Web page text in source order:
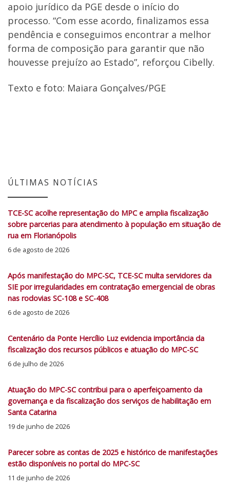
apoio jurídico da PGE desde o início do
processo. “Com esse acordo, finalizamos essa
pendência e conseguimos encontrar a melhor
forma de composição para garantir que não
houvesse prejuízo ao Estado”, reforçou Cibelly.
Texto e foto: Maiara Gonçalves/PGE
ÚLTIMAS NOTÍCIAS
TCE-SC acolhe representação do MPC e amplia fiscalização
sobre parcerias para atendimento à população em situação de
rua em Florianópolis
6 de agosto de 2026
Após manifestação do MPC-SC, TCE-SC multa servidores da
SIE por irregularidades em contratação emergencial de obras
nas rodovias SC-108 e SC-408
6 de agosto de 2026
Centenário da Ponte Hercílio Luz evidencia importância da
fiscalização dos recursos públicos e atuação do MPC-SC
6 de julho de 2026
Atuação do MPC-SC contribui para o aperfeiçoamento da
governança e da fiscalização dos serviços de habilitação em
Santa Catarina
19 de junho de 2026
Parecer sobre as contas de 2025 e histórico de manifestações
estão disponíveis no portal do MPC-SC
11 de junho de 2026